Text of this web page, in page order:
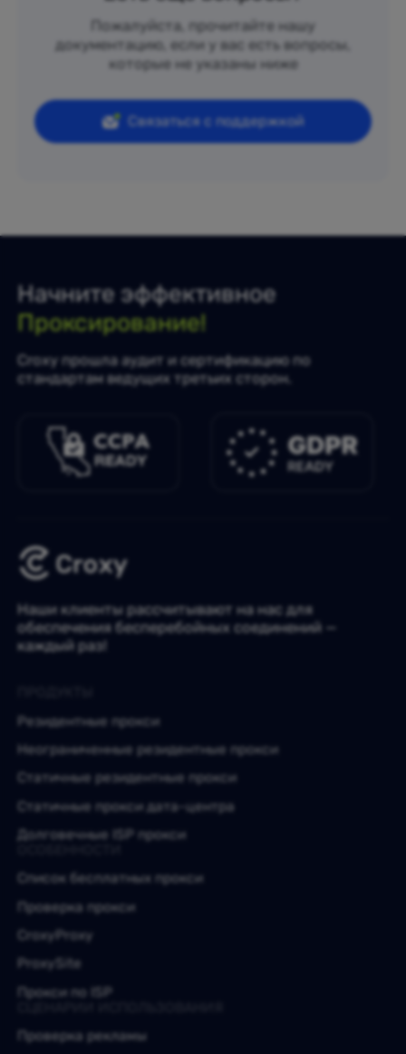
Пожалуйста, прочитайте нашу
документацию, если у вас есть вопросы,
которые не указаны ниже
Связаться с поддержкой
Начните эффективное
Проксирование!
Croxy прошла аудит и сертификацию по
стандартам ведущих третьих сторон.
Наши клиенты рассчитывают на нас для
обеспечения бесперебойных соединений —
каждый раз!
Резидентные прокси
Неограниченные резидентные прокси
Статичные резидентные прокси
Статичные прокси дата-центра
Долговечные ISP прокси
Список бесплатных прокси
Проверка прокси
CroxyProxy
ProxySite
Прокси по ISP
Проверка рекламы